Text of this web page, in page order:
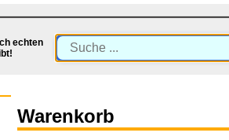
echten
Warenkorb